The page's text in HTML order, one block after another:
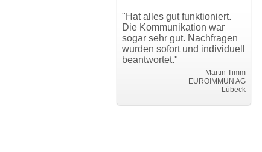
"Hat alles gut funktioniert.
Die Kommunikation war
sogar sehr gut. Nachfragen
wurden sofort und individuell
beantwortet."
Martin Timm
EUROIMMUN AG
Lübeck